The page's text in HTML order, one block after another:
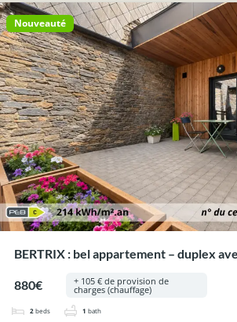
Nouveauté
BERTRIX : bel appartement – duplex
880€
+ 105 € de provision de
charges (chauffage)
2 beds 1 bath